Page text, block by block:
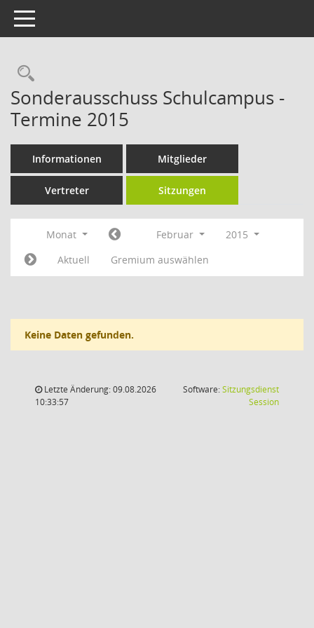
Toggle navigation
Rechercheauswahl
Sonderausschuss Schulcampus -
Termine 2015
Informationen Mitglieder
Vertreter Sitzungen
Monat Februar
2015
Aktuell
Gremium auswählen
Keine Daten gefunden.
Letzte Änderung: 09.08.2026
10:33:57
Software:Sitzungsdienst
Session(Wird in